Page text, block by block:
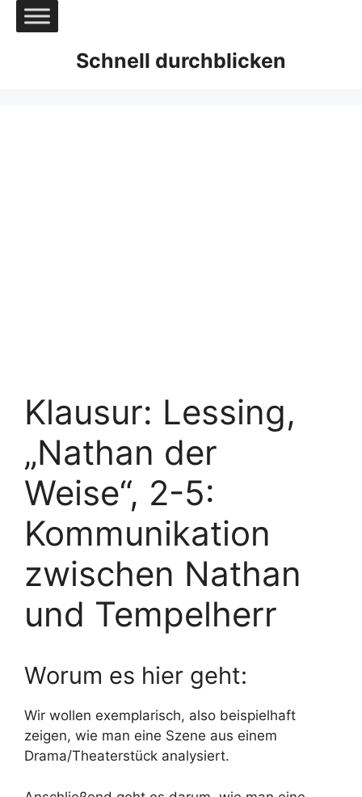
Zum
Inhalt
Schnell durchblicken
Klausur: Lessing,
„Nathan der
Weise“, 2-5:
Kommunikation
zwischen Nathan
und Tempelherr
Worum es hier geht:
Wir wollen exemplarisch, also beispielhaft
zeigen, wie man eine Szene aus einem
Drama/Theaterstück analysiert.